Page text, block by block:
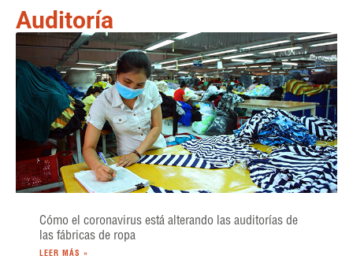
Auditoría
Cómo el coronavirus está alterando las auditorías de
las fábricas de ropa
LEER MÁS »